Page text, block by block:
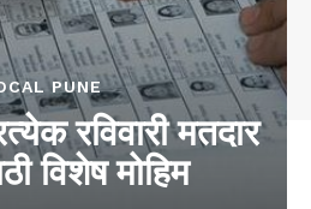
PUNE
रविवारी मतदार
विशेष मोहिम